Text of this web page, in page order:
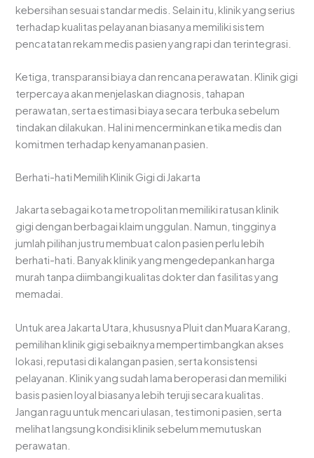
kebersihan sesuai standar medis. Selain itu, klinik yang serius
terhadap kualitas pelayanan biasanya memiliki sistem
pencatatan rekam medis pasien yang rapi dan terintegrasi.
Ketiga, transparansi biaya dan rencana perawatan. Klinik gigi
terpercaya akan menjelaskan diagnosis, tahapan
perawatan, serta estimasi biaya secara terbuka sebelum
tindakan dilakukan. Hal ini mencerminkan etika medis dan
komitmen terhadap kenyamanan pasien.
Berhati-hati Memilih Klinik Gigi di Jakarta
Jakarta sebagai kota metropolitan memiliki ratusan klinik
gigi dengan berbagai klaim unggulan. Namun, tingginya
jumlah pilihan justru membuat calon pasien perlu lebih
berhati-hati. Banyak klinik yang mengedepankan harga
murah tanpa diimbangi kualitas dokter dan fasilitas yang
memadai.
Untuk area Jakarta Utara, khususnya Pluit dan Muara Karang,
pemilihan klinik gigi sebaiknya mempertimbangkan akses
lokasi, reputasi di kalangan pasien, serta konsistensi
pelayanan. Klinik yang sudah lama beroperasi dan memiliki
basis pasien loyal biasanya lebih teruji secara kualitas.
Jangan ragu untuk mencari ulasan, testimoni pasien, serta
melihat langsung kondisi klinik sebelum memutuskan
perawatan.